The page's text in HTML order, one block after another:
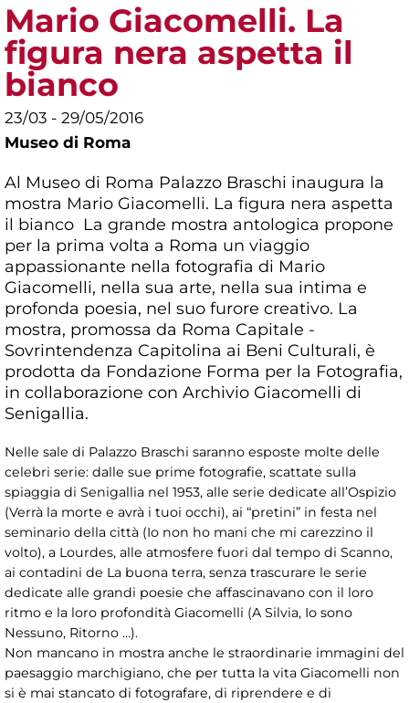
You are here
Mario Giacomelli. La
figura nera aspetta il
bianco
23/03 - 29/05/2016
Museo di Roma
Al Museo di Roma Palazzo Braschi inaugura la
mostra Mario Giacomelli. La figura nera aspetta
il bianco La grande mostra antologica propone
per la prima volta a Roma un viaggio
appassionante nella fotografia di Mario
Giacomelli, nella sua arte, nella sua intima e
profonda poesia, nel suo furore creativo. La
mostra, promossa da Roma Capitale -
Sovrintendenza Capitolina ai Beni Culturali, è
prodotta da Fondazione Forma per la Fotografia,
in collaborazione con Archivio Giacomelli di
Senigallia.
Nelle sale di Palazzo Braschi saranno esposte molte delle
celebri serie: dalle sue prime fotografie, scattate sulla
spiaggia di Senigallia nel 1953, alle serie dedicate all’Ospizio
(Verrà la morte e avrà i tuoi occhi), ai “pretini” in festa nel
seminario della città (Io non ho mani che mi carezzino il
volto), a Lourdes, alle atmosfere fuori dal tempo di Scanno,
ai contadini de La buona terra, senza trascurare le serie
dedicate alle grandi poesie che affascinavano con il loro
ritmo e la loro profondità Giacomelli (A Silvia, Io sono
Nessuno, Ritorno …).
Non mancano in mostra anche le straordinarie immagini del
paesaggio marchigiano, che per tutta la vita Giacomelli non
si è mai stancato di fotografare, di riprendere e di